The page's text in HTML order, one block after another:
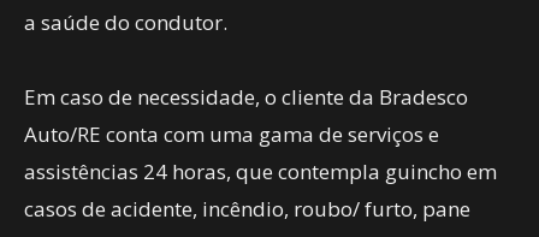
a saúde do condutor.
Em caso de necessidade, o cliente da Bradesco
Auto/RE conta com uma gama de serviços e
assistências 24 horas, que contempla guincho em
casos de acidente, incêndio, roubo/ furto, pane